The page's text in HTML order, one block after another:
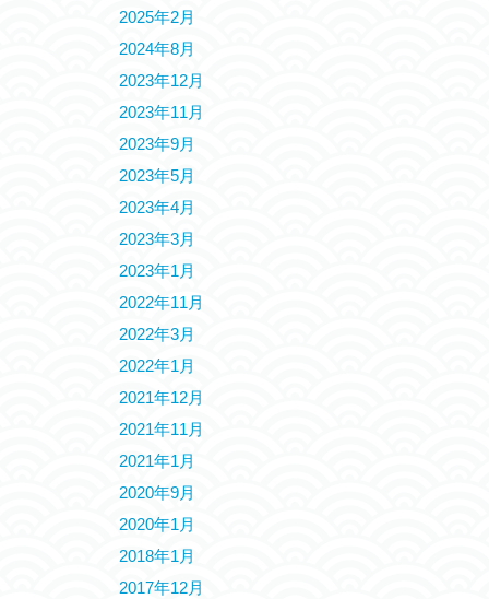
2025年2月
2024年8月
2023年12月
2023年11月
2023年9月
2023年5月
2023年4月
2023年3月
2023年1月
2022年11月
2022年3月
2022年1月
2021年12月
2021年11月
2021年1月
2020年9月
2020年1月
2018年1月
2017年12月